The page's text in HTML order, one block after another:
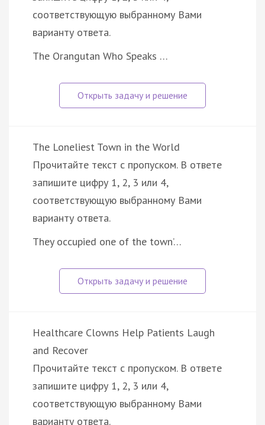
соответствующую выбранному Вами
варианту ответа.
The Orangutan Who Speaks …
The Loneliest Town in the World
Прочитайте текст с пропуском. В ответе
запишите цифру 1, 2, 3 или 4,
соответствующую выбранному Вами
варианту ответа.
They occupied one of the town’…
Healthcare Clowns Help Patients Laugh
and Recover
Прочитайте текст с пропуском. В ответе
запишите цифру 1, 2, 3 или 4,
соответствующую выбранному Вами
варианту ответа.